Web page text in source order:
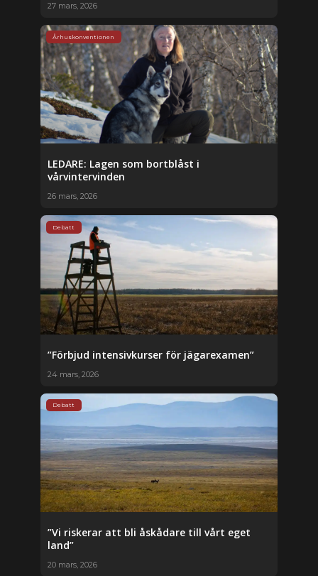
27 mars, 2026
Århuskonventionen
LEDARE: Lagen som bortblåst i
vårvintervinden
26 mars, 2026
Debatt
”Förbjud intensivkurser för jägarexamen”
24 mars, 2026
Debatt
”Vi riskerar att bli åskådare till vårt eget
land”
20 mars, 2026